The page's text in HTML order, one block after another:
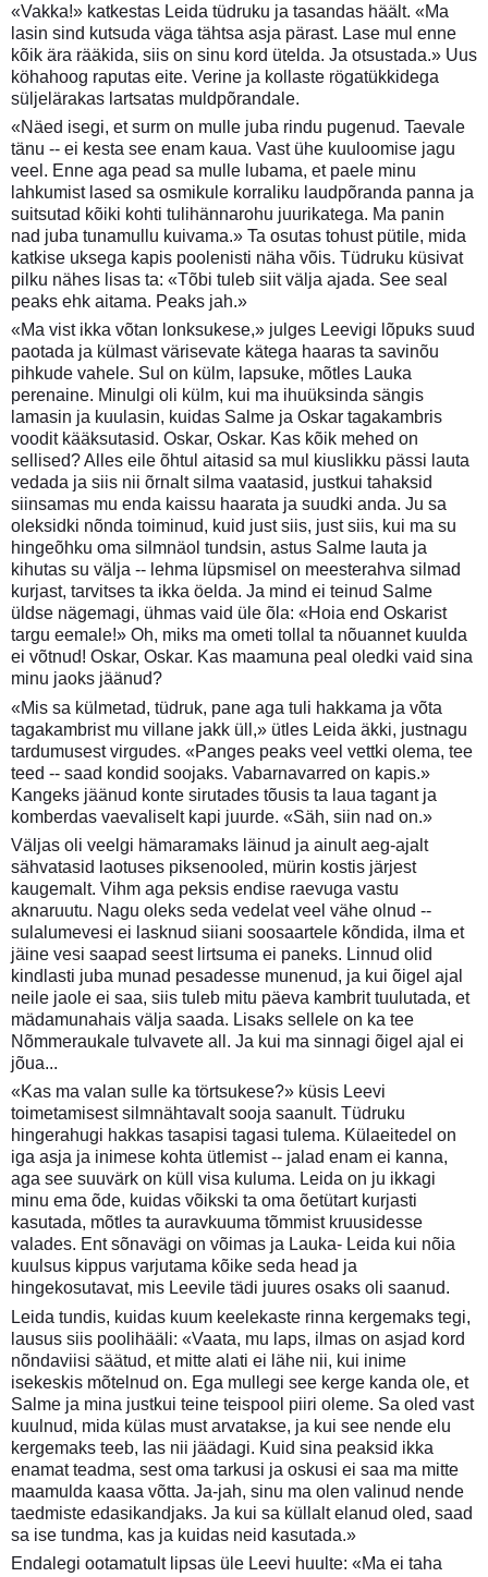
«Vakka!» katkestas Leida tüdruku ja tasandas häält. «Ma
lasin sind kutsuda väga tähtsa asja pärast. Lase mul enne
kõik ära rääkida, siis on sinu kord ütelda. Ja otsustada.» Uus
köhahoog raputas eite. Verine ja kollaste rögatükkidega
süljelärakas lartsatas muldpõrandale.
«Näed isegi, et surm on mulle juba rindu pugenud. Taevale
tänu -- ei kesta see enam kaua. Vast ühe kuuloomise jagu
veel. Enne aga pead sa mulle lubama, et paele minu
lahkumist lased sa osmikule korraliku laudpõranda panna ja
suitsutad kõiki kohti tulihännarohu juurikatega. Ma panin
nad juba tunamullu kuivama.» Ta osutas tohust pütile, mida
katkise uksega kapis poolenisti näha võis. Tüdruku küsivat
pilku nähes lisas ta: «Tõbi tuleb siit välja ajada. See seal
peaks ehk aitama. Peaks jah.»
«Ma vist ikka võtan lonksukese,» julges Leevigi lõpuks suud
paotada ja külmast värisevate kätega haaras ta savinõu
pihkude vahele. Sul on külm, lapsuke, mõtles Lauka
perenaine. Minulgi oli külm, kui ma ihuüksinda sängis
lamasin ja kuulasin, kuidas Salme ja Oskar tagakambris
voodit kääksutasid. Oskar, Oskar. Kas kõik mehed on
sellised? Alles eile õhtul aitasid sa mul kiuslikku pässi lauta
vedada ja siis nii õrnalt silma vaatasid, justkui tahaksid
siinsamas mu enda kaissu haarata ja suudki anda. Ju sa
oleksidki nõnda toiminud, kuid just siis, just siis, kui ma su
hingeõhku oma silmnäol tundsin, astus Salme lauta ja
kihutas su välja -- lehma lüpsmisel on meesterahva silmad
kurjast, tarvitses ta ikka öelda. Ja mind ei teinud Salme
üldse nägemagi, ühmas vaid üle õla: «Hoia end Oskarist
targu eemale!» Oh, miks ma ometi tollal ta nõuannet kuulda
ei võtnud! Oskar, Oskar. Kas maamuna peal oledki vaid sina
minu jaoks jäänud?
«Mis sa külmetad, tüdruk, pane aga tuli hakkama ja võta
tagakambrist mu villane jakk üll,» ütles Leida äkki, justnagu
tardumusest virgudes. «Panges peaks veel vettki olema, tee
teed -- saad kondid soojaks. Vabarnavarred on kapis.»
Kangeks jäänud konte sirutades tõusis ta laua tagant ja
komberdas vaevaliselt kapi juurde. «Säh, siin nad on.»
Väljas oli veelgi hämaramaks läinud ja ainult aeg-ajalt
sähvatasid laotuses piksenooled, mürin kostis järjest
kaugemalt. Vihm aga peksis endise raevuga vastu
aknaruutu. Nagu oleks seda vedelat veel vähe olnud --
sulalumevesi ei lasknud siiani soosaartele kõndida, ilma et
jäine vesi saapad seest lirtsuma ei paneks. Linnud olid
kindlasti juba munad pesadesse munenud, ja kui õigel ajal
neile jaole ei saa, siis tuleb mitu päeva kambrit tuulutada, et
mädamunahais välja saada. Lisaks sellele on ka tee
Nõmmeraukale tulvavete all. Ja kui ma sinnagi õigel ajal ei
jõua...
«Kas ma valan sulle ka törtsukese?» küsis Leevi
toimetamisest silmnähtavalt sooja saanult. Tüdruku
hingerahugi hakkas tasapisi tagasi tulema. Külaeitedel on
iga asja ja inimese kohta ütlemist -- jalad enam ei kanna,
aga see suuvärk on küll visa kuluma. Leida on ju ikkagi
minu ema õde, kuidas võikski ta oma õetütart kurjasti
kasutada, mõtles ta auravkuuma tõmmist kruusidesse
valades. Ent sõnavägi on võimas ja Lauka- Leida kui nõia
kuulsus kippus varjutama kõike seda head ja
hingekosutavat, mis Leevile tädi juures osaks oli saanud.
Leida tundis, kuidas kuum keelekaste rinna kergemaks tegi,
lausus siis poolihääli: «Vaata, mu laps, ilmas on asjad kord
nõndaviisi säätud, et mitte alati ei lähe nii, kui inime
isekeskis mõtelnud on. Ega mullegi see kerge kanda ole, et
Salme ja mina justkui teine teispool piiri oleme. Sa oled vast
kuulnud, mida külas must arvatakse, ja kui see nende elu
kergemaks teeb, las nii jäädagi. Kuid sina peaksid ikka
enamat teadma, sest oma tarkusi ja oskusi ei saa ma mitte
maamulda kaasa võtta. Ja-jah, sinu ma olen valinud nende
taedmiste edasikandjaks. Ja kui sa küllalt elanud oled, saad
sa ise tundma, kas ja kuidas neid kasutada.»
Endalegi ootamatult lipsas üle Leevi huulte: «Ma ei taha